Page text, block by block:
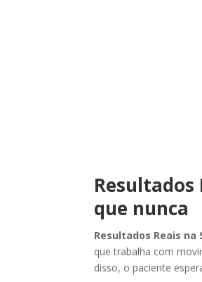
que nunca
Resultados Reais na
que trabalha com
disso, o paciente